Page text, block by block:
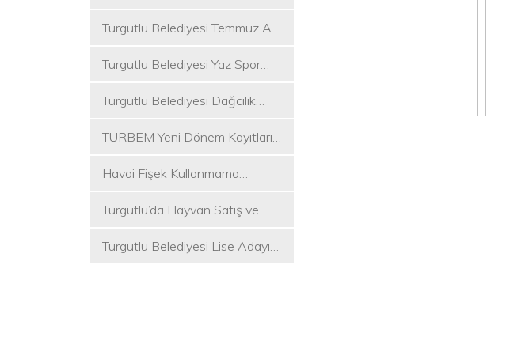
Turgutlu Belediyesi Temmuz Ayı
Turgutlu Belediyesi Yaz Spor
Turgutlu Belediyesi Dağcılık
Düzenledi
TURBEM Yeni Dönem Kayıtları
Havai Fişek Kullanmama
Akın Oldu
Turgutlu’da Hayvan Satış ve
Turgutlu Belediyesi Lise Adayı